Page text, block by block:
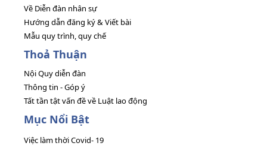
Về Diễn đàn nhân sự
Hướng dẫn đăng ký & Viết bài
Mẫu quy trình, quy chế
Thoả Thuận
Nội Quy diễn đàn
Thông tin - Góp ý
Tất tần tật vấn đề về Luật lao động
Mục Nổi Bật
Việc làm thời Covid- 19